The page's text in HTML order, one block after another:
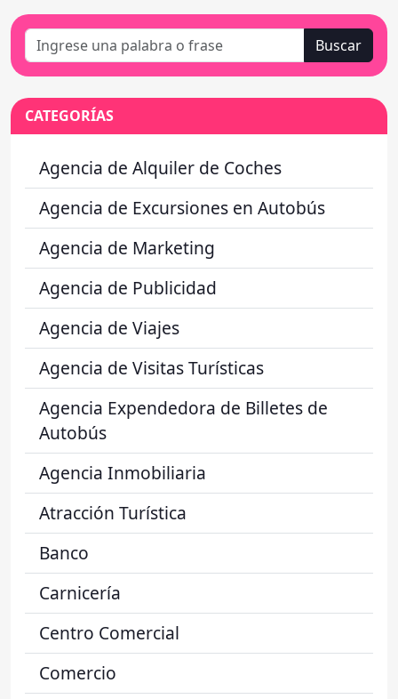
Buscar
CATEGORÍAS
Agencia de Alquiler de Coches
Agencia de Excursiones en Autobús
Agencia de Marketing
Agencia de Publicidad
Agencia de Viajes
Agencia de Visitas Turísticas
Agencia Expendedora de Billetes de
Autobús
Agencia Inmobiliaria
Atracción Turística
Banco
Carnicería
Centro Comercial
Comercio